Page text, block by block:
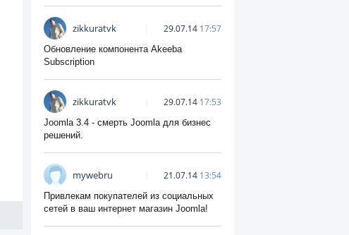
zikkuratvk 29.07.14 17:57
Обновление компонента Akeeba
Subscription
zikkuratvk 29.07.14 17:53
Joomla 3.4 - смерть Joomla для бизнес
решений.
mywebru 21.07.14 13:54
Привлекам покупателей из социальных
сетей в ваш интернет магазин Joomla!